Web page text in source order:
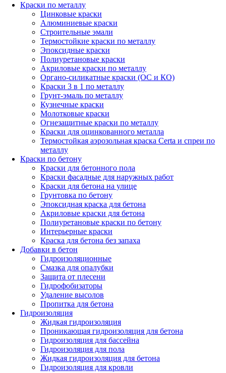
Краски по металлу
Цинковые краски
Алюминиевые краски
Строительные эмали
Термостойкие краски по металлу
Эпоксидные краски
Полиуретановые краски
Акриловые краски по металлу
Органо-силикатные краски (ОС и КО)
Краски 3 в 1 по металлу
Грунт-эмаль по металлу
Кузнечные краски
Молотковые краски
Огнезащитные краски по металлу
Краски для оцинкованного металла
Термостойкая аэрозольная краска Certa и спреи по
металлу
Краски по бетону
Краски для бетонного пола
Краски фасадные для наружных работ
Краски для бетона на улице
Грунтовка по бетону
Эпоксидная краска для бетона
Акриловые краски для бетона
Полиуретановые краски по бетону
Интерьерные краски
Краска для бетона без запаха
Добавки в бетон
Гидроизоляционные
Смазка для опалубки
Защита от плесени
Гидрофобизаторы
Удаление высолов
Пропитка для бетона
Гидроизоляция
Жидкая гидроизоляция
Проникающая гидроизоляция для бетона
Гидроизоляция для бассейна
Гидроизоляция для пола
Жидкая гидроизоляция для бетона
Гидроизоляция для кровли